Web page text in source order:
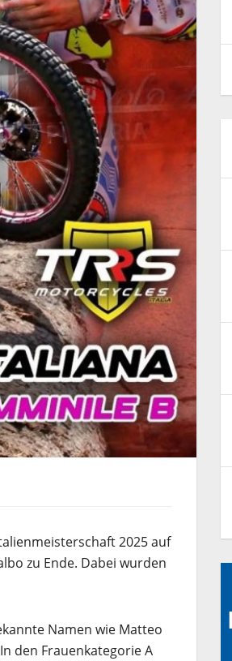
2025 auf
zu Ende. Dabei wurden
Namen wie Matteo
den Frauenkategorie A